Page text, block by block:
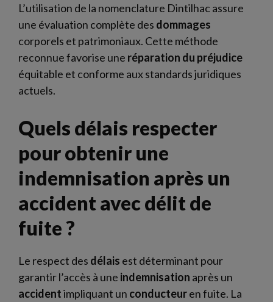
L’utilisation de la nomenclature Dintilhac assure
une évaluation complète des dommages
corporels et patrimoniaux. Cette méthode
reconnue favorise une réparation du préjudice
équitable et conforme aux standards juridiques
actuels.
Quels délais respecter
pour obtenir une
indemnisation après un
accident avec délit de
fuite ?
Le respect des délais est déterminant pour
garantir l’accès à une indemnisation après un
accidentimpliquant un conducteuren fuite. La